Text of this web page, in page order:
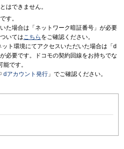
はできません。
す。
た場合は「ネットワーク暗証番号」が必要
いてはこちら をご確認ください。
ト環境にてアクセスいただいた場合は「d
必要です。ドコモの契約回線をお持ちでな
です。
dアカウント発行 」でご確認ください。